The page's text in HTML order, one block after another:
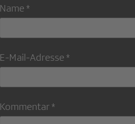
Name *
E-Mail-Adresse *
Kommentar *